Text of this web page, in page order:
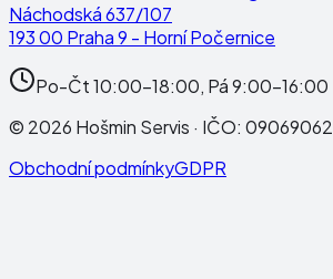
Náchodská 637/107
193 00 Praha 9 - Horní Počernice
Po-Čt 10:00-18:00, Pá 9:00-16:00
© 2026 Hošmin Servis · IČO: 09069062
Obchodní podmínkyGDPR